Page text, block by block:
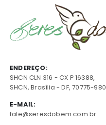
ENDEREÇO:
SHCN CLN 316 - CX P 16388,
SHCN, Brasília - DF, 70775-980
E-MAIL:
fale@seresdobem.com.br